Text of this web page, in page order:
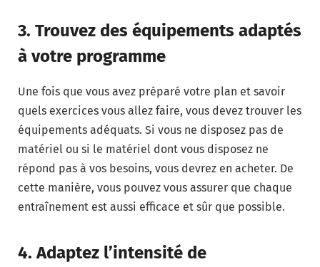
3. Trouvez des équipements adaptés
à votre programme
Une fois que vous avez préparé votre plan et savoir
quels exercices vous allez faire, vous devez trouver les
équipements adéquats. Si vous ne disposez pas de
matériel ou si le matériel dont vous disposez ne
répond pas à vos besoins, vous devrez en acheter. De
cette manière, vous pouvez vous assurer que chaque
entraînement est aussi efficace et sûr que possible.
4. Adaptez l’intensité de